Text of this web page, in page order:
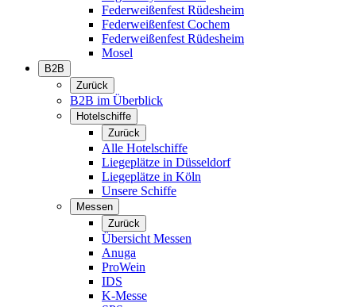
Federweißenfest Rüdesheim
Federweißenfest Cochem
Federweißenfest Rüdesheim
Mosel
B2B
Zurück
B2B im Überblick
Hotelschiffe
Zurück
Alle Hotelschiffe
Liegeplätze in Düsseldorf
Liegeplätze in Köln
Unsere Schiffe
Messen
Zurück
Übersicht Messen
Anuga
ProWein
IDS
K-Messe